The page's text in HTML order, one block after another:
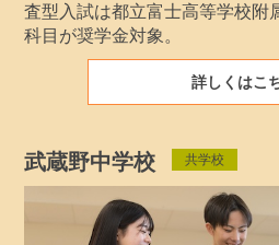
査型入試は都立富士高等学校附
科目が奨学金対象。
詳しくはこ
武蔵野中学校 共学校